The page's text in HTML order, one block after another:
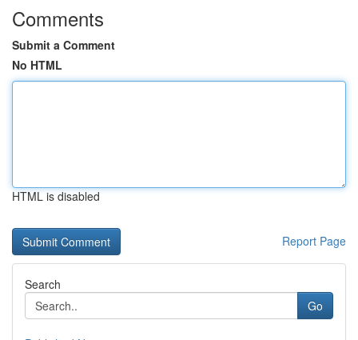
Comments
Submit a Comment
No HTML
HTML is disabled
Report Page
Search
Go